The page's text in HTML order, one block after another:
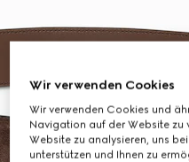
Wir verwenden Cookies
Wir verwenden Cookies und
Navigation auf der Website zu
Website zu analysieren, uns
unterstützen und Ihnen zu